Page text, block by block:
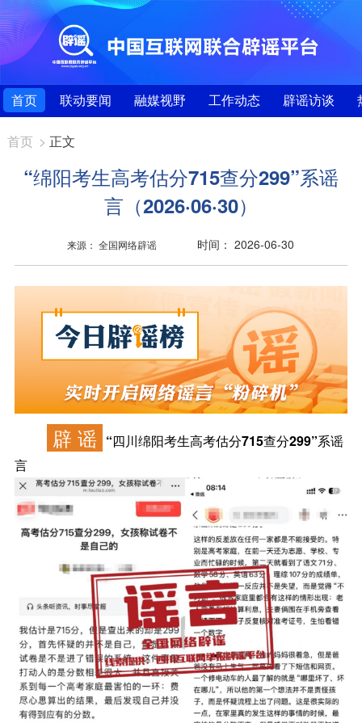
首页 联动要闻 融媒视野 工作动态 辟谣访谈
首页 > 正文
“绵阳考生高考估分715查分299”系谣
言（2026·06·30）
来源： 全国网络辟谣 时间： 2026-06-30
辟 谣 “四川绵阳考生高考估分715查分299”系谣
言